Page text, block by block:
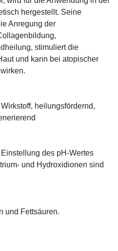
hergestellt. Seine
Anregung der
stimuliert die
und kann bei atopischer
­heilungsfördernd,
des pH-Wertes
und Hydroxidionen sind
und Fettsäuren.